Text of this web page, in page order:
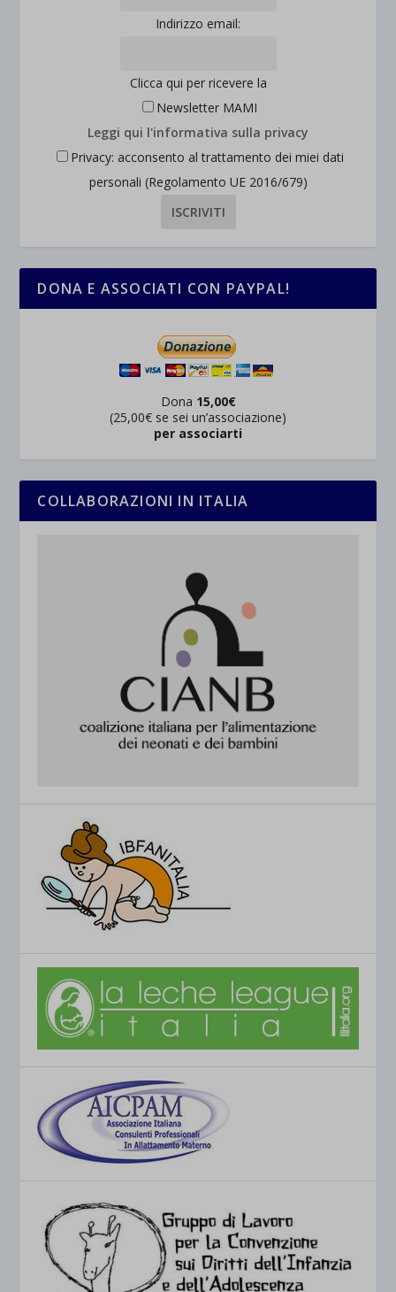
Indirizzo email:
Clicca qui per ricevere la
Newsletter MAMI
Leggi qui l'informativa sulla privacy
Privacy: acconsento al trattamento dei miei dati
personali (Regolamento UE 2016/679)
DONA E ASSOCIATI CON PAYPAL!
Dona 15,00€
(25,00€ se sei un’associazione)
per associarti
COLLABORAZIONI IN ITALIA